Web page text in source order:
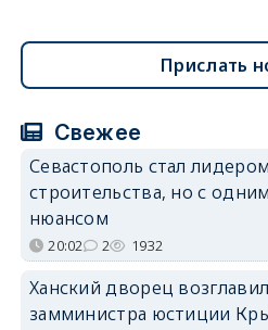
Прислать
Свежее
Севастополь стал
строительства, но с
нюансом
20:02 2 1932
Ханский дворец
замминистра юстиции